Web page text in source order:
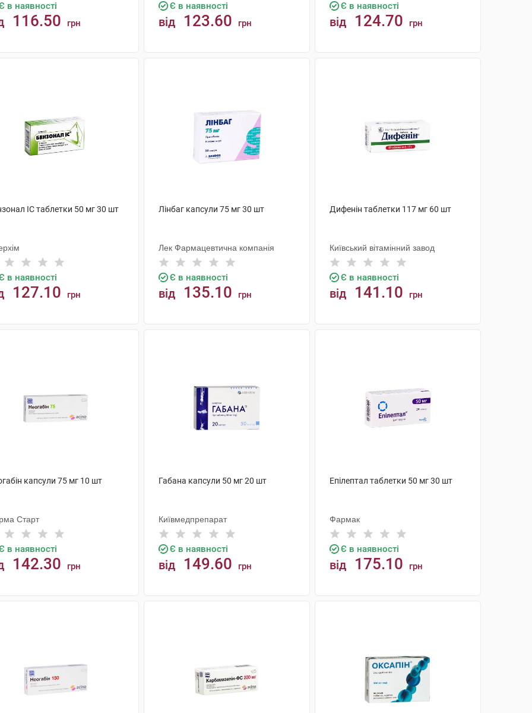
в наявності
116.50 грн
Є в наявності
від 123.60 грн
Є в наявності
від 124.70 грн
IC таблетки 50 мг 30 шт
в наявності
127.10 грн
Лінбаг капсули 75 мг 30 шт
Лек Фармацевтична компанія
Є в наявності
від 135.10 грн
Дифенін таблетки 117 мг 60 шт
Київський вітамінний завод
Є в наявності
від 141.10 грн
капсули 75 мг 10 шт
Старт
в наявності
142.30 грн
Габана капсули 50 мг 20 шт
Київмедпрепарат
Є в наявності
від 149.60 грн
Епілептал таблетки 50 мг 30 шт
Фармак
Є в наявності
від 175.10 грн